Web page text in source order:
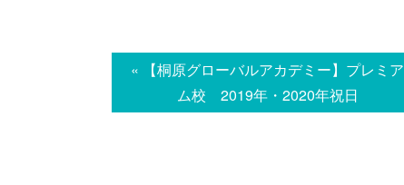
« 【桐原グローバルアカデミー】プレミア
ム校 2019年・2020年祝日